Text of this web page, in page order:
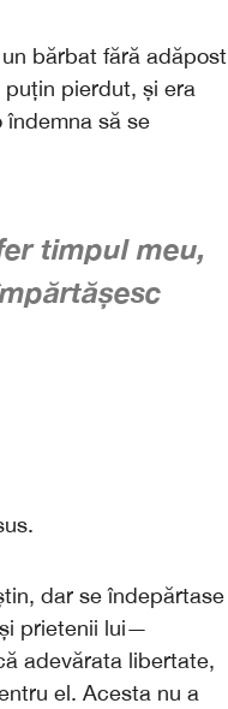
bărbat fără adăpost
pierdut, și era
să se
timpul meu,
dar se îndepărtase
prietenii lui—
adevărata libertate,
el. Acesta nu a